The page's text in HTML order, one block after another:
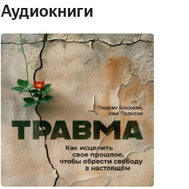
Аудиокниги